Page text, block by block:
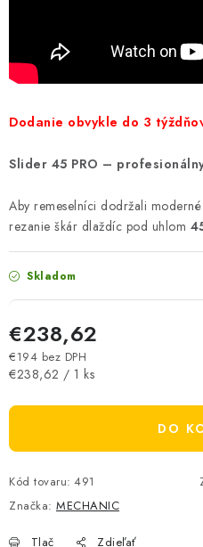
Dodanie obvykle do 3
Slider 45 PRO –
Aby remeselníci dodržali
rezanie škár dlaždíc pod uhlom
Skladom
€238,62
€194 bez DPH
Jednotková cena:
€238,62 / 1 ks
DO
Kód tovaru: 491
Značka: MECHANIC
Tlač Zdieľať